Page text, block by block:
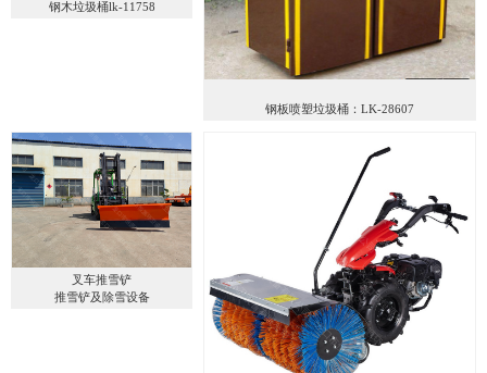
钢木垃圾桶lk-11758
钢板喷塑垃圾桶：LK-28607
叉车推雪铲
推雪铲及除雪设备